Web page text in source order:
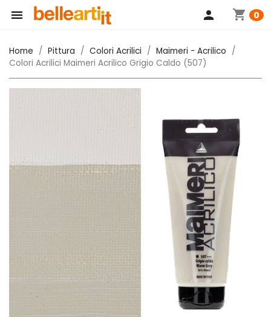
 shopping_cart 0
person
Home Pittura Colori Acrilici
Maimeri - Acrilico
Colori Acrilici Maimeri Acrilico Grigio Caldo (507)